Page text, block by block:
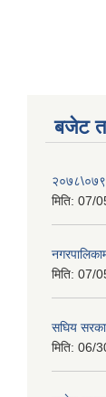
बजेट
२०७८\०७९
मिति: 07/
मिति: 07/
सघिय
मिति: 06/